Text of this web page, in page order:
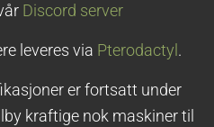
Discord server
leveres via Pterodactyl .
er fortsatt under
kraftige nok maskiner til